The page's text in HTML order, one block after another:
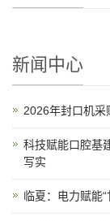
新闻中心
2026年封口机采
科技赋能口腔基
写实
临夏：电力赋能